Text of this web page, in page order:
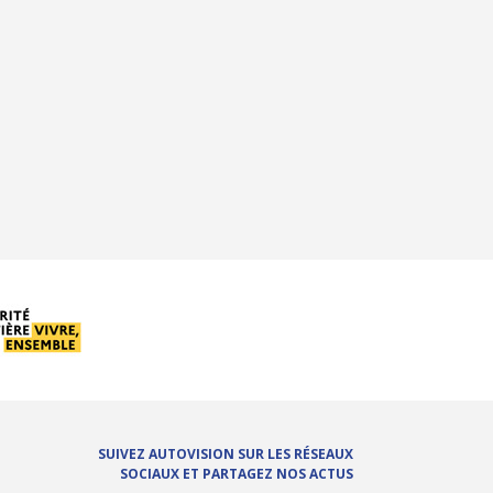
SUIVEZ AUTOVISION SUR LES RÉSEAUX
SOCIAUX ET PARTAGEZ NOS ACTUS